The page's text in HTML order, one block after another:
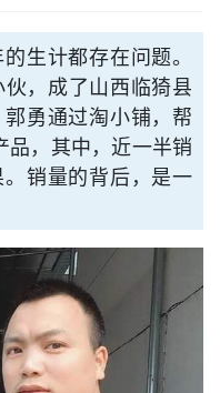
生计都存在问题。
，成了山西临猗县
勇通过淘小铺，帮
品，其中，近一半销
销量的背后，是一